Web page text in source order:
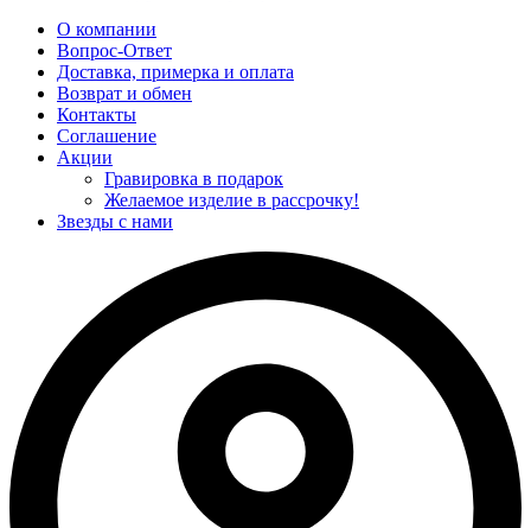
О компании
Вопрос-Ответ
Доставка, примерка и оплата
Возврат и обмен
Контакты
Соглашение
Акции
Гравировка в подарок
Желаемое изделие в рассрочку!
Звезды с нами